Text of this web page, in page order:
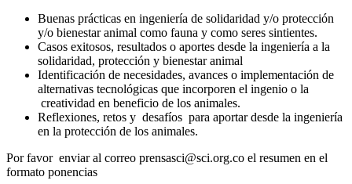
Buenas prácticas en ingeniería de solidaridad y/o protección
y/o bienestar animal como fauna y como seres sintientes.
Casos exitosos, resultados o aportes desde la ingeniería a la
solidaridad, protección y bienestar animal
Identificación de necesidades, avances o implementación de
alternativas tecnológicas que incorporen el ingenio o la
creatividad en beneficio de los animales.
Reflexiones, retos y desafíos para aportar desde la ingeniería
en la protección de los animales.
Por favor enviar al correo prensasci@sci.org.co el resumen en el
formato ponencias